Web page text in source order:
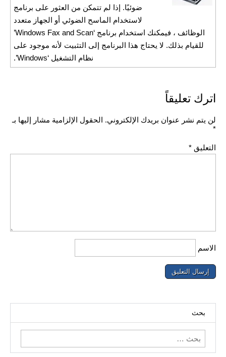
ضوئيًا. إذا لم تتمكن من العثور على برنامج
لاستخدام الماسح الضوئي أو الجهاز متعدد
الوظائف ، فيمكنك استخدام برنامج ‘Windows Fax and Scan’
للقيام بذلك. لا يحتاج هذا البرنامج إلى التثبيت لأنه موجود على
نظام التشغيل ‘Windows’.
اترك تعليقاً
لن يتم نشر عنوان بريدك الإلكتروني. الحقول الإلزامية مشار إليها بـ
*
التعليق *
الاسم
بحث
البحث
عن: